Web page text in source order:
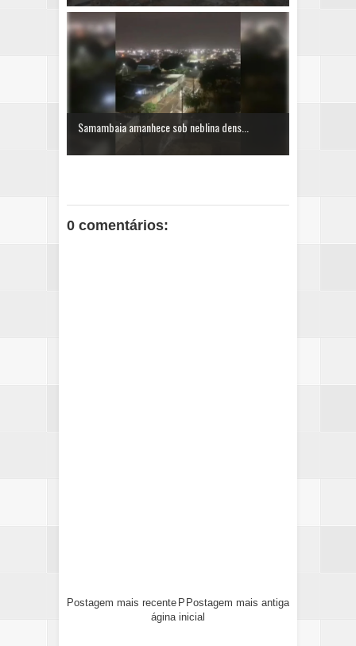
Samambaia amanhece sob neblina dens...
0 comentários:
Postagem mais recente Postagem mais antiga
P
ágina inicial